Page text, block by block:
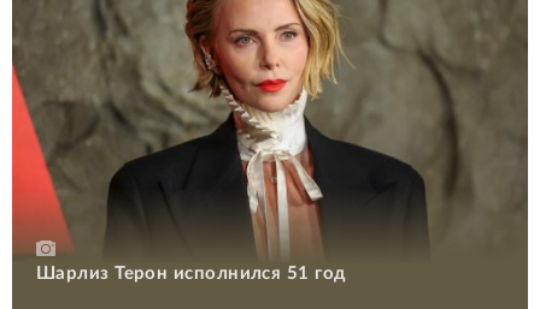
Шарлиз Терон исполнился 51 год